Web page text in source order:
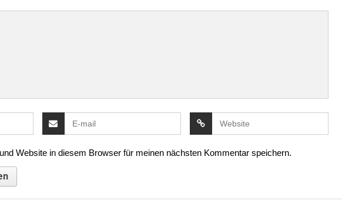
Website in diesem Browser für meinen nächsten Kommentar speichern.